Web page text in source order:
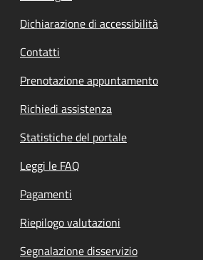
Dichiarazione di accessibilità
Contatti
Prenotazione appuntamento
Richiedi assistenza
Statistiche del portale
Leggi le FAQ
Pagamenti
Riepilogo valutazioni
Segnalazione disservizio